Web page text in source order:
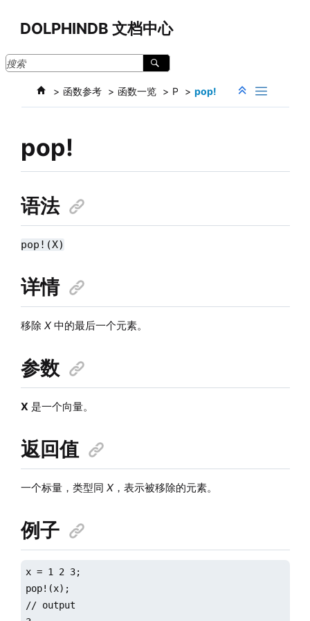
DOLPHINDB 文档中心
函数参考 函数一览 P pop!
pop!
语法
pop!(X)
详情
移除 X中的最后一个元素。
参数
X 是一个向量。
返回值
一个标量，类型同 X，表示被移除的元素。
例子
x = 1 2 3;
pop!(x);
// output